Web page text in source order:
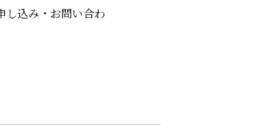
込み・お問い合わ